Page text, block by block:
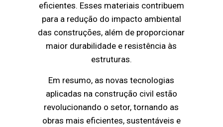
eficientes. Esses materiais contribuem
para a redução do impacto ambiental
das construções, além de proporcionar
maior durabilidade e resistência às
estruturas.
Em resumo, as novas tecnologias
aplicadas na construção civil estão
revolucionando o setor, tornando as
obras mais eficientes, sustentáveis e